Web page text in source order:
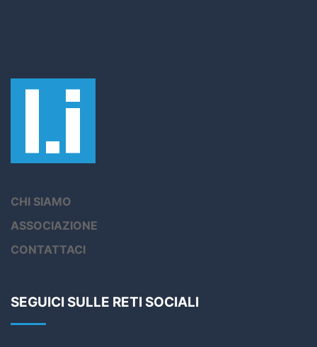
CHI SIAMO
ASSOCIAZIONE
CONTATTACI
SEGUICI SULLE RETI SOCIALI